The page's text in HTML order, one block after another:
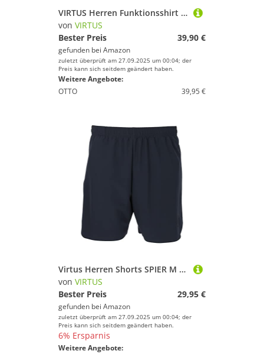
VIRTUS Herren Funktionsshirt Joker M L/S Tee
von VIRTUS
Bester Preis
39,90 €
gefunden bei Amazon
zuletzt überprüft am 27.09.2025 um 00:04; der
Preis kann sich seitdem geändert haben.
Weitere Angebote:
OTTO
39,95 €
Virtus Herren Shorts SPIER M activ 2154 Blue Nights 2XL
von VIRTUS
Bester Preis
29,95 €
gefunden bei Amazon
zuletzt überprüft am 27.09.2025 um 00:04; der
Preis kann sich seitdem geändert haben.
6% Ersparnis
Weitere Angebote: